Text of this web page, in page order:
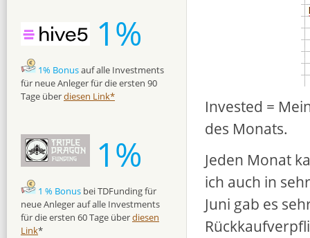
Invested =
des Monats.
Jeden Monat
ich auch in
Juni gab es
1%
1% Bonusauf alle Investments
für neue Anleger für die ersten 90
Tage überdiesen Link*
1%
1 % Bonus bei TDFunding für
neue Anleger auf alle Investments
für die ersten 60 Tage überdiesen
Link*